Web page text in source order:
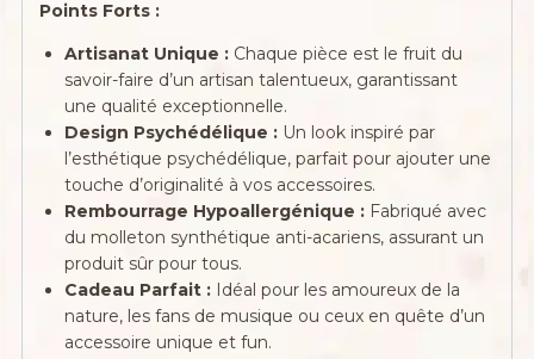
Points Forts :
Artisanat Unique : Chaque pièce est le fruit du
savoir-faire d’un artisan talentueux, garantissant
une qualité exceptionnelle.
Design Psychédélique : Un look inspiré par
l’esthétique psychédélique, parfait pour ajouter une
touche d’originalité à vos accessoires.
Rembourrage Hypoallergénique : Fabriqué avec
du molleton synthétique anti-acariens, assurant un
produit sûr pour tous.
Cadeau Parfait : Idéal pour les amoureux de la
nature, les fans de musique ou ceux en quête d’un
accessoire unique et fun.